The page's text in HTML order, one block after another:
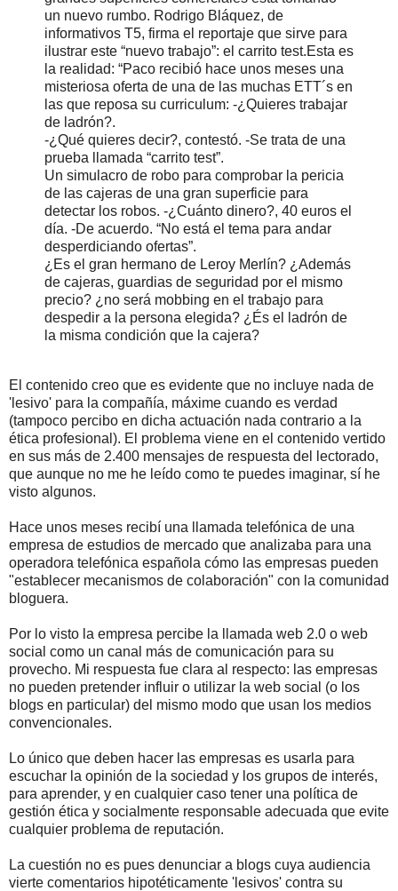
un nuevo rumbo. Rodrigo Bláquez, de
informativos T5, firma el reportaje que sirve para
ilustrar este “nuevo trabajo”: el carrito test.Esta es
la realidad: “Paco recibió hace unos meses una
misteriosa oferta de una de las muchas ETT´s en
las que reposa su curriculum: -¿Quieres trabajar
de ladrón?.
-¿Qué quieres decir?, contestó. -Se trata de una
prueba llamada “carrito test”.
Un simulacro de robo para comprobar la pericia
de las cajeras de una gran superficie para
detectar los robos. -¿Cuánto dinero?, 40 euros el
día. -De acuerdo. “No está el tema para andar
desperdiciando ofertas”.
¿Es el gran hermano de Leroy Merlín? ¿Además
de cajeras, guardias de seguridad por el mismo
precio? ¿no será mobbing en el trabajo para
despedir a la persona elegida? ¿És el ladrón de
la misma condición que la cajera?
El contenido creo que es evidente que no incluye nada de
'lesivo' para la compañía, máxime cuando es verdad
(tampoco percibo en dicha actuación nada contrario a la
ética profesional). El problema viene en el contenido vertido
en sus más de 2.400 mensajes de respuesta del lectorado,
que aunque no me he leído como te puedes imaginar, sí he
visto algunos.
Hace unos meses recibí una llamada telefónica de una
empresa de estudios de mercado que analizaba para una
operadora telefónica española cómo las empresas pueden
"establecer mecanismos de colaboración" con la comunidad
bloguera.
Por lo visto la empresa percibe la llamada web 2.0 o web
social como un canal más de comunicación para su
provecho. Mi respuesta fue clara al respecto: las empresas
no pueden pretender influir o utilizar la web social (o los
blogs en particular) del mismo modo que usan los medios
convencionales.
Lo único que deben hacer las empresas es usarla para
escuchar la opinión de la sociedad y los grupos de interés,
para aprender, y en cualquier caso tener una política de
gestión ética y socialmente responsable adecuada que evite
cualquier problema de reputación.
La cuestión no es pues denunciar a blogs cuya audiencia
vierte comentarios hipotéticamente 'lesivos' contra su